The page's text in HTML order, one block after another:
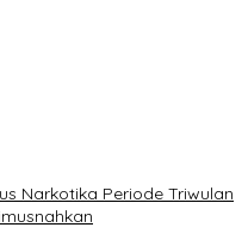
Narkotika Periode Triwulan